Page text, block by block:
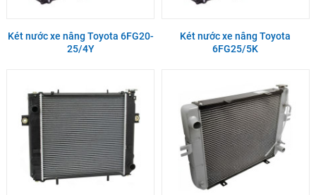
Két nước xe nâng Toyota 6FG20-
25/4Y
Két nước xe nâng Toyota
6FG25/5K